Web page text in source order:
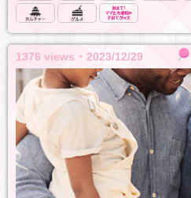
1376 views ･ 2023/12/29